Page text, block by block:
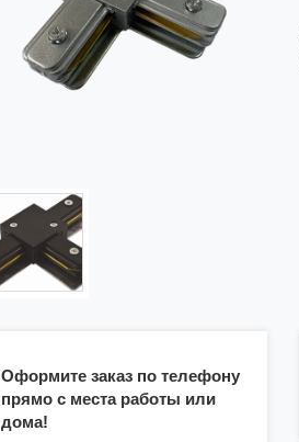
Оформите заказ по телефону
прямо с места работы или
дома!